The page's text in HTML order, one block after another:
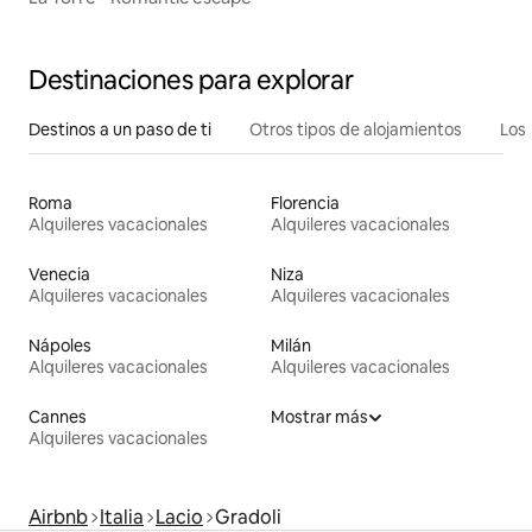
Destinaciones para explorar
Destinos a un paso de ti Otros tipos de alojamientos
Roma
Alquileres vacacionales
Florencia
Alquileres vacacionales
Venecia
Alquileres vacacionales
Niza
Alquileres vacacionales
Nápoles
Alquileres vacacionales
Milán
Alquileres vacacionales
Cannes
Alquileres vacacionales
Mostrar más
Airbnb Italia Lacio Gradoli